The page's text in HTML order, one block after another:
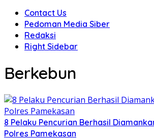
Contact Us
Pedoman Media Siber
Redaksi
Right Sidebar
Berkebun
8 Pelaku Pencurian Berhasil
Polres Pamekasan